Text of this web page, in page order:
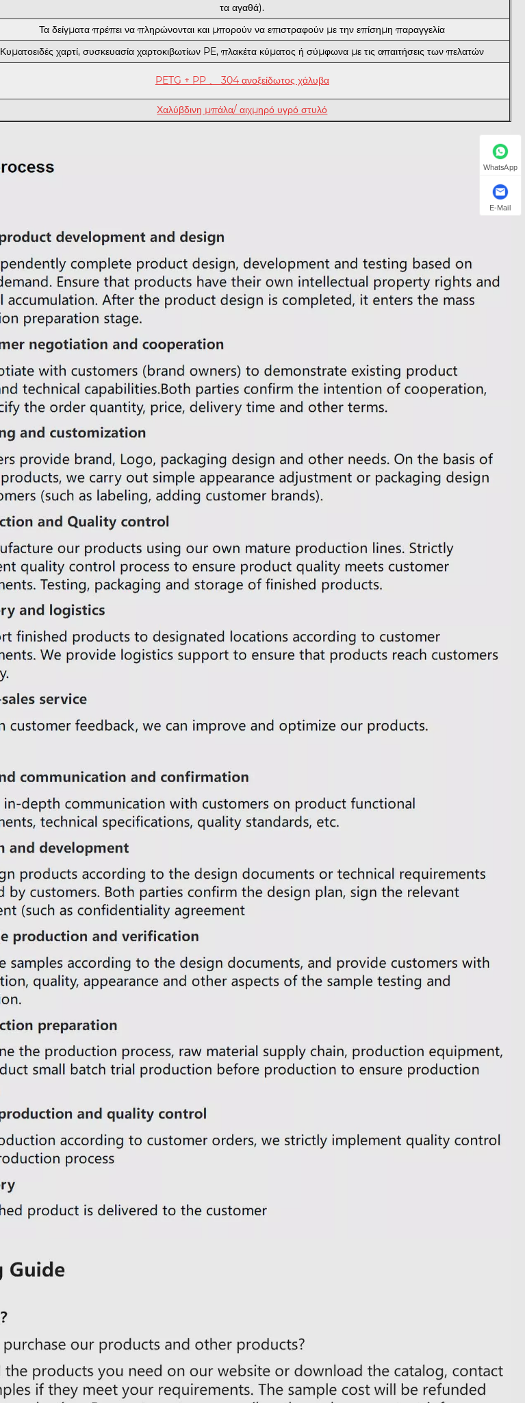
τα αγαθά).
Τα δείγματα πρέπει να πληρώνονται και μπορούν να επιστραφούν με την επίσημη παραγγελία
Κυματοειδές χαρτί, συσκευασία χαρτοκιβωτίων PE, πλακέτα κύματος ή σύμφωνα με τις απαιτήσεις των πελατών
PETG + PP 、 304 ανοξείδωτος χάλυβα
Χαλύβδινη μπάλα/ αιχμηρό υγρό στυλό
WhatsApp
E-Mail